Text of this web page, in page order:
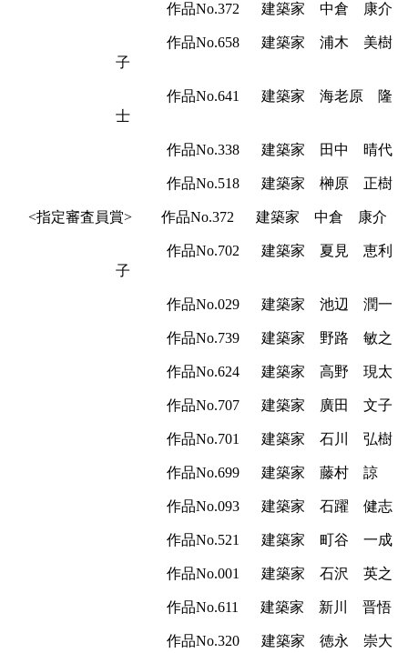
作品No.372 建築家 中倉 康介
作品No.658
建築家 浦木 美樹
子
作品No.641
建築家 海老原 隆
士
作品No.338 建築家 田中 晴代
作品No.518 建築家 榊原 正樹
<指定審査員賞> 作品No.372 建築家 中倉 康介
作品No.702
建築家 夏見 恵利
子
作品No.029 建築家 池辺 潤一
作品No.739 建築家 野路 敏之
作品No.624 建築家 高野 現太
作品No.707 建築家 廣田 文子
作品No.701 建築家 石川 弘樹
作品No.699 建築家 藤村 諒
作品No.093 建築家 石躍 健志
作品No.521 建築家 町谷 一成
作品No.001 建築家 石沢 英之
作品No.611 建築家 新川 晋悟
作品No.320 建築家 徳永 崇大